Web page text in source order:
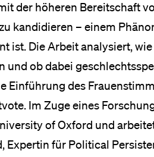
der höheren Bereitschaft
kandidieren – einem
ist. Die Arbeit analysiert,
und ob dabei
Einführung des
Im Zuge eines
of Oxford und
Expertin für Political